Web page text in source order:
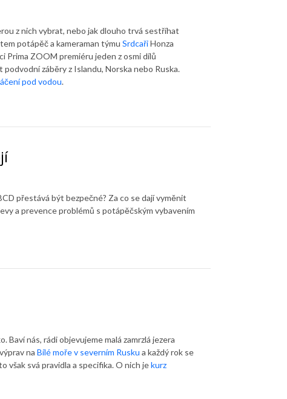
z nich vybrat, nebo jak dlouho trvá sestříhat
potápěč a kameraman týmu SrdcařiHonza
Prima ZOOM premiéru jeden z osmi dílů
záběry z Islandu, Norska nebo Ruska.
pod vodou.
přestává být bezpečné? Za co se dají vyměnit
a prevence problémů s potápěčským vybavením
nás, rádi objevujeme malá zamrzlá jezera
na Bílé moře v severním Rusku a každý rok se
však svá pravidla a specifika. O nich jekurz